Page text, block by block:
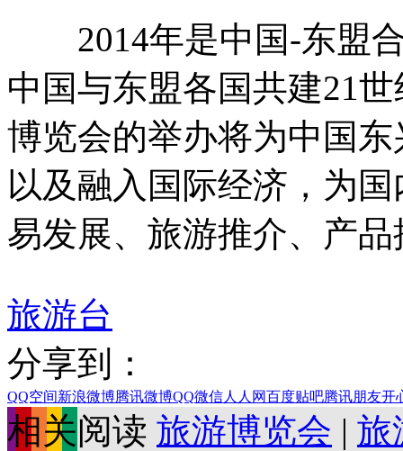
2014年是中国-东盟合
中国与东盟各国共建21
博览会的举办将为中国
以及融入国际经济，为
易发展、旅游推介、产
旅游台
分享到：
QQ空间新浪微博腾讯微博QQ微信人人网百度贴吧腾讯朋友开
相关阅读 旅游博览会 | 旅